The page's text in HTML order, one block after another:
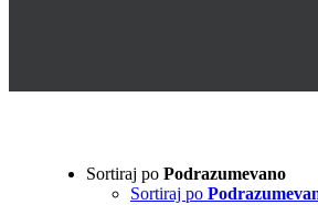
Sortiraj po Podrazumevano
Sortiraj po